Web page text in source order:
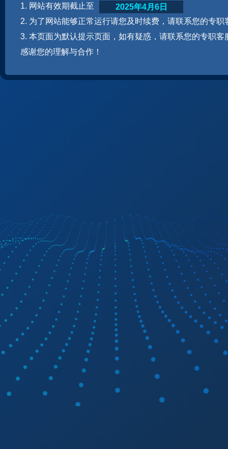
1. 网站有效期截止至
2. 为了网站能够正常运行请您及时续费，请联系您的专职
3. 本页面为默认提示页面，如有疑惑，请联系您的专职客
感谢您的理解与合作！
2025年4月6日